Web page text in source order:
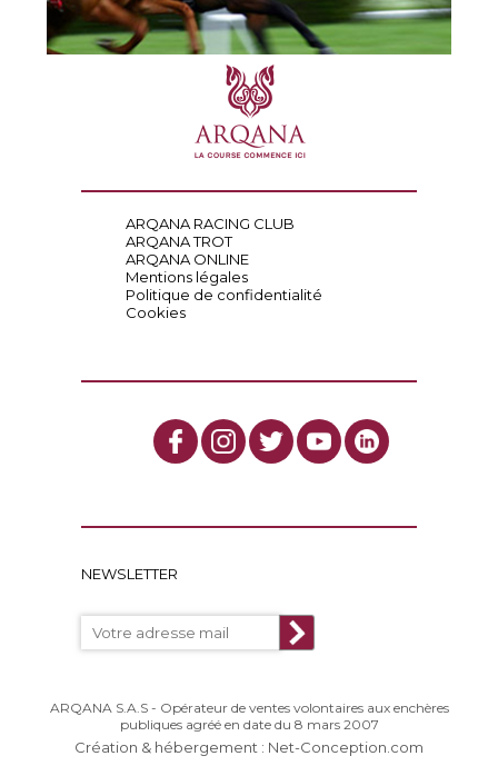
ARQANA RACING CLUB
ARQANA TROT
ARQANA ONLINE
Mentions légales
Politique de confidentialité
Cookies
NEWSLETTER
ARQANA S.A.S - Opérateur de ventes volontaires aux enchères
publiques agréé en date du 8 mars 2007
Création & hébergement : Net-Conception.com